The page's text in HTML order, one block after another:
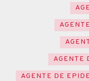
AGENTE
AGENTE DE